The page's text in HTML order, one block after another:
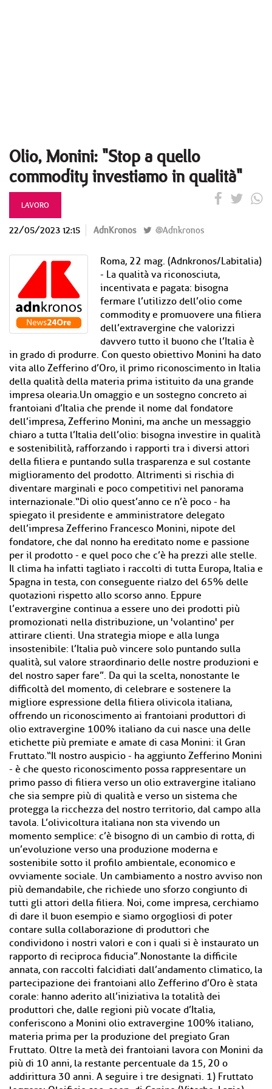
Olio, Monini: "Stop a quello
commodity investiamo in qualità"
LAVORO
22/05/2023 12:15 AdnKronos @Adnkronos
Roma, 22 mag. (Adnkronos/Labitalia)
- La qualità va riconosciuta,
incentivata e pagata: bisogna
fermare l’utilizzo dell’olio come
commodity e promuovere una filiera
dell’extravergine che valorizzi
davvero tutto il buono che l’Italia è
in grado di produrre. Con questo obiettivo Monini ha dato
vita allo Zefferino d’Oro, il primo riconoscimento in Italia
della qualità della materia prima istituito da una grande
impresa olearia.Un omaggio e un sostegno concreto ai
frantoiani d’Italia che prende il nome dal fondatore
dell’impresa, Zefferino Monini, ma anche un messaggio
chiaro a tutta l’Italia dell’olio: bisogna investire in qualità
e sostenibilità, rafforzando i rapporti tra i diversi attori
della filiera e puntando sulla trasparenza e sul costante
miglioramento del prodotto. Altrimenti si rischia di
diventare marginali e poco competitivi nel panorama
internazionale.“Di olio quest’anno ce n’è poco - ha
spiegato il presidente e amministratore delegato
dell’impresa Zefferino Francesco Monini, nipote del
fondatore, che dal nonno ha ereditato nome e passione
per il prodotto - e quel poco che c’è ha prezzi alle stelle.
Il clima ha infatti tagliato i raccolti di tutta Europa, Italia e
Spagna in testa, con conseguente rialzo del 65% delle
quotazioni rispetto allo scorso anno. Eppure
l’extravergine continua a essere uno dei prodotti più
promozionati nella distribuzione, un 'volantino' per
attirare clienti. Una strategia miope e alla lunga
insostenibile: l’Italia può vincere solo puntando sulla
qualità, sul valore straordinario delle nostre produzioni e
del nostro saper fare”. Da qui la scelta, nonostante le
difficoltà del momento, di celebrare e sostenere la
migliore espressione della filiera olivicola italiana,
offrendo un riconoscimento ai frantoiani produttori di
olio extravergine 100% italiano da cui nasce una delle
etichette più premiate e amate di casa Monini: il Gran
Fruttato.“Il nostro auspicio - ha aggiunto Zefferino Monini
- è che questo riconoscimento possa rappresentare un
primo passo di filiera verso un olio extravergine italiano
che sia sempre più di qualità e verso un sistema che
protegga la ricchezza del nostro territorio, dal campo alla
tavola. L’olivicoltura italiana non sta vivendo un
momento semplice: c’è bisogno di un cambio di rotta, di
un’evoluzione verso una produzione moderna e
sostenibile sotto il profilo ambientale, economico e
ovviamente sociale. Un cambiamento a nostro avviso non
più demandabile, che richiede uno sforzo congiunto di
tutti gli attori della filiera. Noi, come impresa, cerchiamo
di dare il buon esempio e siamo orgogliosi di poter
contare sulla collaborazione di produttori che
condividono i nostri valori e con i quali si è instaurato un
rapporto di reciproca fiducia”.Nonostante la difficile
annata, con raccolti falcidiati dall’andamento climatico, la
partecipazione dei frantoiani allo Zefferino d’Oro è stata
corale: hanno aderito all’iniziativa la totalità dei
produttori che, dalle regioni più vocate d’Italia,
conferiscono a Monini olio extravergine 100% italiano,
materia prima per la produzione del pregiato Gran
Fruttato. Oltre la metà dei frantoiani lavora con Monini da
più di 10 anni, la restante percentuale da 15, 20 o
addirittura 30 anni. A seguire i tre designati. 1) Fruttato